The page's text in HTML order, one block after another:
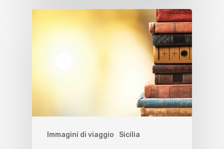
Immagini di viaggio Sicilia